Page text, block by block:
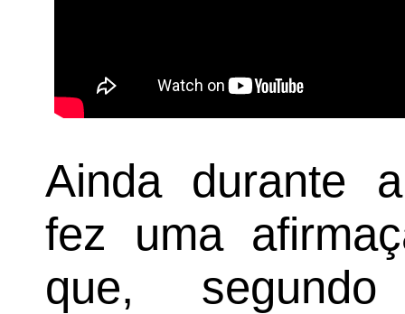
Ainda durante
fez uma
que,